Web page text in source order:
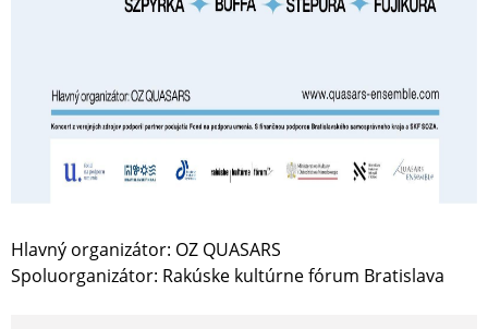
Hlavný organizátor: OZ QUASARS
Spoluorganizátor: Rakúske kultúrne fórum Bratislava